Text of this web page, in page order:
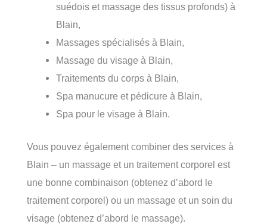
suédois et massage des tissus profonds) à
Blain,
Massages spécialisés à Blain,
Massage du visage à Blain,
Traitements du corps à Blain,
Spa manucure et pédicure à Blain,
Spa pour le visage à Blain.
Vous pouvez également combiner des services à
Blain – un massage et un traitement corporel est
une bonne combinaison (obtenez d’abord le
traitement corporel) ou un massage et un soin du
visage (obtenez d’abord le massage).